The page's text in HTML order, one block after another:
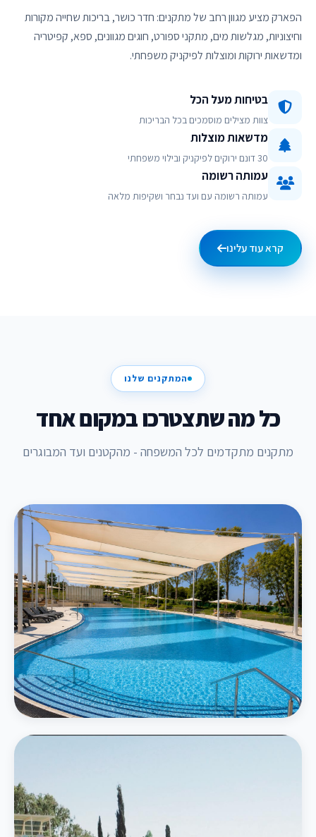
הפארק מציע מגוון רחב של מתקנים: חדר כושר, בריכות שחייה מקורות
וחיצוניות, מגלשות מים, מתקני ספורט, חוגים מגוונים, ספא, קפיטריה
ומדשאות ירוקות ומוצלות לפיקניק משפחתי.
בטיחות מעל הכל
צוות מצילים מוסמכים בכל הבריכות
מדשאות מוצלות
30 דונם ירוקים לפיקניק ובילוי משפחתי
עמותה רשומה
עמותה רשומה עם ועד נבחר ושקיפות מלאה
קרא עוד עלינו
המתקנים שלנו
כל מה שתצטרכו במקום אחד
מתקנים מתקדמים לכל המשפחה - מהקטנים ועד המבוגרים
בריכה חיצונית גדולה